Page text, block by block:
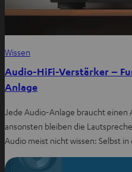
Wissen
Audio-HiFi-Verstärker –
Anlage
Jede Audio-Anlage braucht einen
ansonsten bleiben die
Audio meist nicht wissen: Selbst